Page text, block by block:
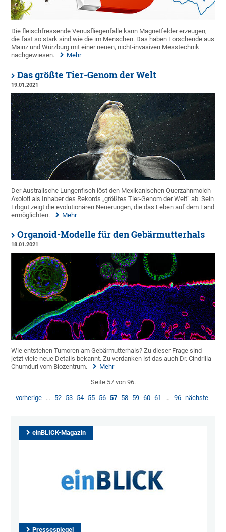
Die fleischfressende Venusfliegenfalle kann Magnetfelder erzeugen,
die fast so stark sind wie die im Menschen. Das haben Forschende aus
Mainz und Würzburg mit einer neuen, nicht-invasiven Messtechnik
nachgewiesen.
Mehr
Das größte Tier-Genom der Welt
19.01.2021
Der Australische Lungenfisch löst den Mexikanischen Querzahnmolch
Axolotl als Inhaber des Rekords „größtes Tier-Genom der Welt“ ab. Sein
Erbgut zeigt die evolutionären Neuerungen, die das Leben auf dem Land
ermöglichten.
Mehr
Organoid-Modelle für den Gebärmutterhals
18.01.2021
Wie entstehen Tumoren am Gebärmutterhals? Zu dieser Frage sind
jetzt viele neue Details bekannt. Zu verdanken ist das auch Dr. Cindrilla
Chumduri vom Biozentrum.
Mehr
Seite 57 von 96.
vorherige … 52 53 54 55 56 57 58 59 60 61 … 96 nächste
einBLICK-Magazin
Pressespiegel